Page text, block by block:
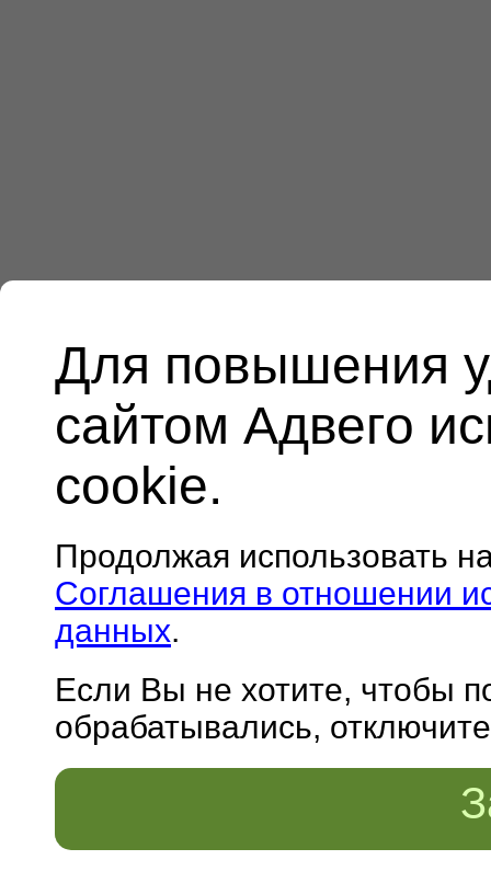
Для повышения
сайтом Адвего
cookie.
Продолжая использовать
Соглашения в отношении
данных.
Если Вы не хотите, чтобы
обрабатывались,